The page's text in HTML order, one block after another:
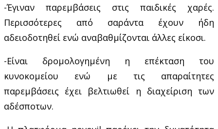
-Έγιναν παρεμβάσεις στις παιδικές χαρές.
Περισσότερες από σαράντα έχουν ήδη
αδειοδοτηθεί ενώ αναβαθμίζονται άλλες είκοσι.
-Είναι δρομολογημένη η επέκταση του
κυνοκομείου ενώ με τις απαραίτητες
παρεμβάσεις έχει βελτιωθεί η διαχείριση των
αδέσποτων.